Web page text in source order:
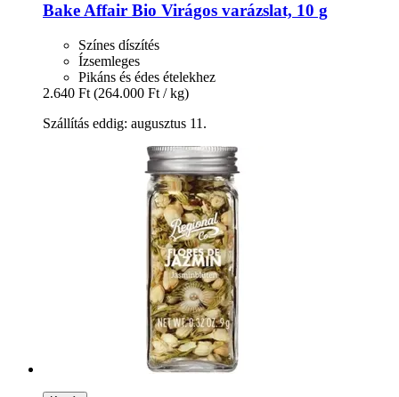
Bake Affair Bio Virágos varázslat, 10 g
Színes díszítés
Ízsemleges
Pikáns és édes ételekhez
2.640 Ft (264.000 Ft / kg)
Szállítás eddig: augusztus 11.